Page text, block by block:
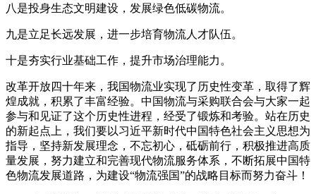
八是投身生态文明建设，发展绿色低碳物流。
九是立足长远发展，进一步培育物流人才队伍。
十是夯实行业基础工作，提升市场治理能力。
改革开放四十年来，我国物流业实现了历史性变革，取得了辉
煌成就，积累了丰富经验。中国物流与采购联合会与大家一起
参与和见证了这个历史性进程，经受了锻炼和考验。站在历史
的新起点上，我们要以习近平新时代中国特色社会主义思想为
指导，坚持新发展理念，不忘初心，砥砺前行，积极推进高质
量发展，努力建立和完善现代物流服务体系，不断拓展中国特
色物流发展道路，为建设“物流强国”的战略目标而努力奋斗！